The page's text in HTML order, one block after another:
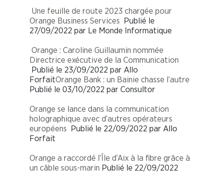
Une feuille de route 2023 chargée pour
Orange Business Services Publié le
27/09/2022 par Le Monde Informatique
Orange : Caroline Guillaumin nommée
Directrice exécutive de la Communication
Publié le 23/09/2022 par Allo
ForfaitOrange Bank : un Bainie chasse l’autre
Publié le 03/10/2022 par Consultor
Orange se lance dans la communication
holographique avec d’autres opérateurs
européens
Publié le 22/09/2022 par Allo
Forfait
Orange a raccordé l’Île d’Aix à la fibre grâce à
un câble sous-marin Publié le 22/09/2022